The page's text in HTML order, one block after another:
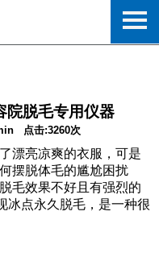
院脱毛专用仪器
点击:3260次
亮凉爽的衣服，可是
摆脱体毛的尴尬困扰
毛效果不好且有强烈的
冰点永久脱毛，是一种很